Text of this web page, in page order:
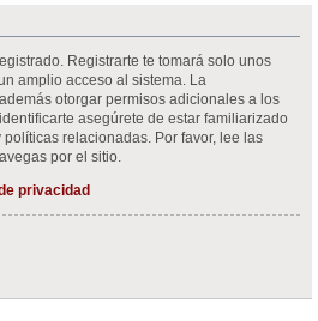
Registrarte te tomará solo unos
amplio acceso al sistema. La
otorgar permisos adicionales a los
asegúrete de estar familiarizado
relacionadas. Por favor, lee las
por el sitio.
privacidad